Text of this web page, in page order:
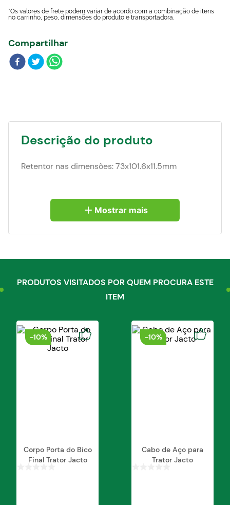
*Os valores de frete podem variar de acordo com a combinação de itens
no carrinho, peso, dimensões do produto e transportadora.
Compartilhar
Descrição do produto
Retentor nas dimensões: 73x101.6x11.5mm
Mostrar mais
PRODUTOS VISITADOS POR QUEM PROCURA ESTE
ITEM
-10%
Corpo Porta do Bico
Final Trator Jacto
-10%
Cabo de Aço para
Trator Jacto
Blog